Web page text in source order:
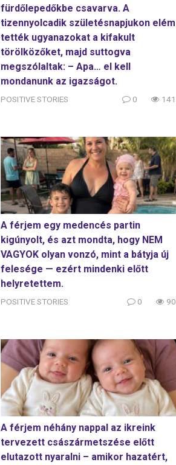
fürdőlepedőkbe csavarva. A
tizennyolcadik születésnapjukon elém
tették ugyanazokat a kifakult
törölközőket, majd suttogva
megszólaltak: – Apa… el kell
mondanunk az igazságot.
POSITIVE STORIES 0 141
A férjem egy medencés partin
kigúnyolt, és azt mondta, hogy NEM
VAGYOK olyan vonzó, mint a bátyja új
felesége — ezért mindenki előtt
helyretettem.
POSITIVE STORIES 0 90
A férjem néhány nappal az ikreink
tervezett császármetszése előtt
elutazott nyaralni – amikor hazatért,